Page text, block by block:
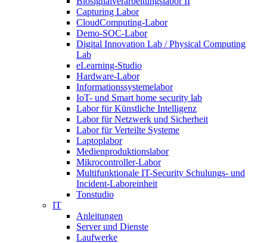
Capturing Labor
CloudComputing-Labor
Demo-SOC-Labor
Digital Innovation Lab / Physical Computing
Lab
eLearning-Studio
Hardware-Labor
Informationssystemelabor
IoT- und Smart home security lab
Labor für Künstliche Intelligenz
Labor für Netzwerk und Sicherheit
Labor für Verteilte Systeme
Laptoplabor
Medienproduktionslabor
Mikrocontroller-Labor
Multifunktionale IT-Security Schulungs- und
Incident-Laboreinheit
Tonstudio
IT
Anleitungen
Server und Dienste
Laufwerke